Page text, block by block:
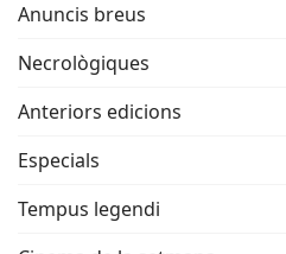
Anuncis breus
Necrològiques
Anteriors edicions
Especials
Tempus legendi